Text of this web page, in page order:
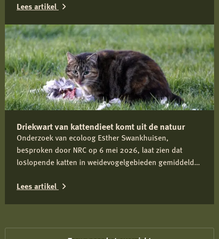
Lees artikel
Lees
meer
over
Reactie
Koninklijke
Nederlandse
Jagersvereniging
rapport
over
vermeende
wolvenstroperij
Driekwart van kattendieet komt uit de natuur
Onderzoek van ecoloog Esther Swankhuisen,
besproken door NRC op 6 mei 2026, laat zien dat
loslopende katten in weidevogelgebieden gemiddeld
onderdeel zijn van het predatiedebat. Voor kwetsbare
Lees artikel